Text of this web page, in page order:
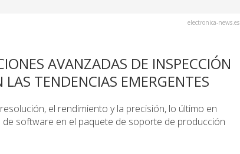
electronica-news.es
AVANZADAS DE INSPECCIÓN
TENDENCIAS EMERGENTES
el rendimiento y la precisión, lo último en
software en el paquete de soporte de producción